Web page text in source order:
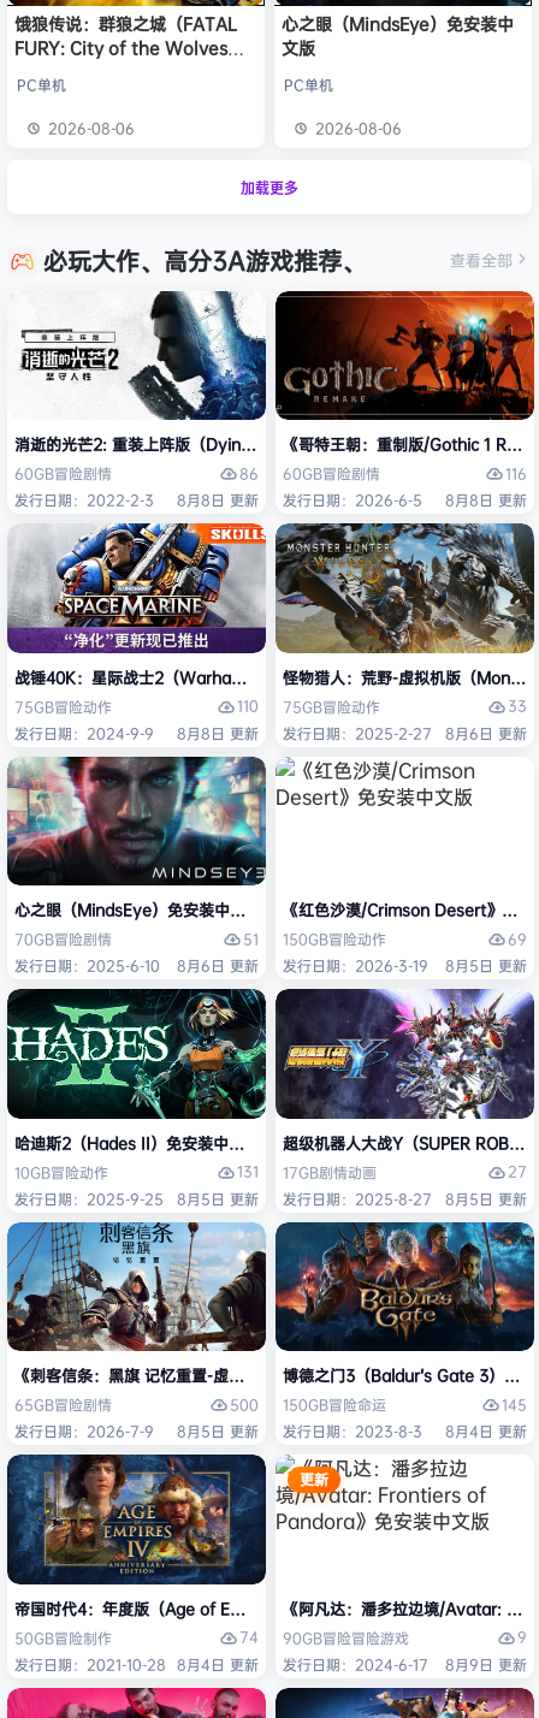
饿狼传说：群狼之城（FATAL
FURY: City of the Wolves）
PC单机
2026-08-06
心之眼（MindsEye）免安装中
文版
PC单机
2026-08-06
加载更多
必玩大作、高分3A游戏推荐、 查看全部
消逝的光芒2: 重装上阵版（Dying Light 2 Stay Human: Reloaded
60GB冒险剧情
86
发行日期：2022-2-3
8月8日 更新
《哥特王朝：重制版/Gothic 1
60GB冒险剧情
116
发行日期：2026-6-5
8月8日 更新
战锤40K：星际战士2（Warhammer 40,000: Space Marine 2）免安装
75GB冒险动作
110
发行日期：2024-9-9
8月8日 更新
怪物猎人：荒野-虚拟机版（
75GB冒险动作
33
发行日期：2025-2-27
8月6日 更新
心之眼（MindsEye）免安装中文版
70GB冒险剧情
51
发行日期：2025-6-10
8月6日 更新
《红色沙漠/Crimson Desert》免安
150GB冒险动作
69
发行日期：2026-3-19
8月5日 更新
哈迪斯2（Hades II）免安装中文版
10GB冒险动作
131
发行日期：2025-9-25
8月5日 更新
超级机器人大战Y（SUPER
17GB剧情动画
27
发行日期：2025-8-27
8月5日 更新
《刺客信条：黑旗 记忆重置-虚拟机版/Assassin’s Creed Black Flag
65GB冒险剧情
500
发行日期：2026-7-9
8月5日 更新
博德之门3（Baldur’s Gate 3）免安
150GB冒险命运
145
发行日期：2023-8-3
8月4日 更新
帝国时代4：年度版（Age of Empires IV: Anniversary Edition）免安装
50GB冒险制作
74
发行日期：2021-10-28 8月4日 更新
更新
《阿凡达：潘多拉边境/Avatar:
90GB冒险冒险游戏
9
发行日期：2024-6-17
8月9日 更新